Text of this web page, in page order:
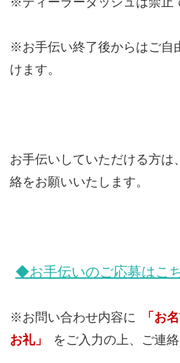
※お手伝い終了後からはご自
けます。
お手伝いしていただける方は
絡をお願いいたします。
◆お手伝いのご応募はこ
※お問い合わせ内容に
「お
お礼」
をご入力の上、ご連絡